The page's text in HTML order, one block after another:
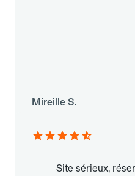
Mireille S.
Site sérieux,